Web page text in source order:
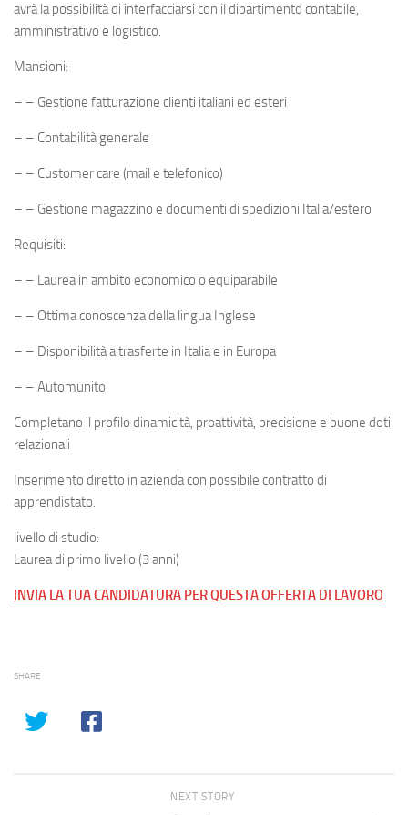
avrà la possibilità di interfacciarsi con il dipartimento contabile,
amministrativo e logistico.
Mansioni:
– – Gestione fatturazione clienti italiani ed esteri
– – Contabilità generale
– – Customer care (mail e telefonico)
– – Gestione magazzino e documenti di spedizioni Italia/estero
Requisiti:
– – Laurea in ambito economico o equiparabile
– – Ottima conoscenza della lingua Inglese
– – Disponibilità a trasferte in Italia e in Europa
– – Automunito
Completano il profilo dinamicità, proattività, precisione e buone doti
relazionali
Inserimento diretto in azienda con possibile contratto di
apprendistato.
livello di studio:
Laurea di primo livello (3 anni)
INVIA LA TUA CANDIDATURA PER QUESTA OFFERTA DI LAVORO
SHARE
NEXT STORY